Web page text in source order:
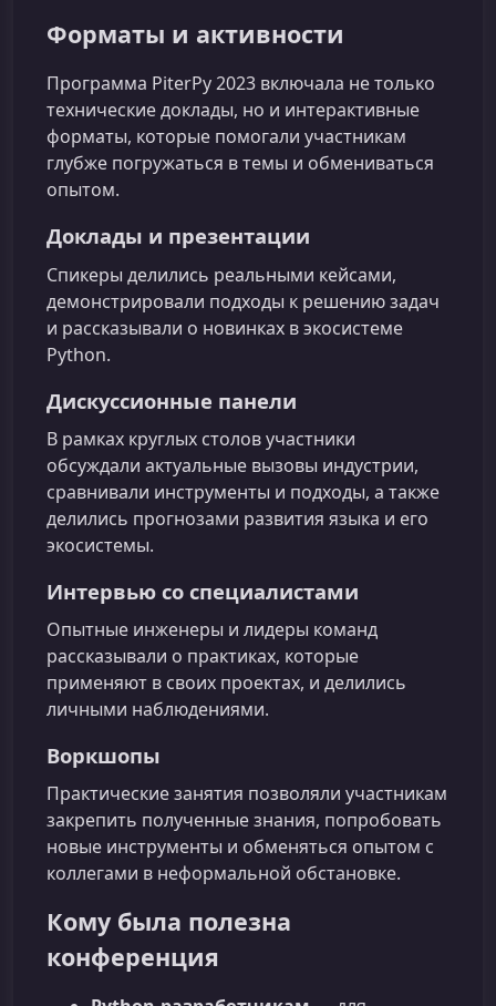
Форматы и активности
Программа PiterPy 2023 включала не только
технические доклады, но и интерактивные
форматы, которые помогали участникам
глубже погружаться в темы и обмениваться
опытом.
Доклады и презентации
Спикеры делились реальными кейсами,
демонстрировали подходы к решению задач
и рассказывали о новинках в экосистеме
Python.
Дискуссионные панели
В рамках круглых столов участники
обсуждали актуальные вызовы индустрии,
сравнивали инструменты и подходы, а также
делились прогнозами развития языка и его
экосистемы.
Интервью со специалистами
Опытные инженеры и лидеры команд
рассказывали о практиках, которые
применяют в своих проектах, и делились
личными наблюдениями.
Воркшопы
Практические занятия позволяли участникам
закрепить полученные знания, попробовать
новые инструменты и обменяться опытом с
коллегами в неформальной обстановке.
Кому была полезна
конференция